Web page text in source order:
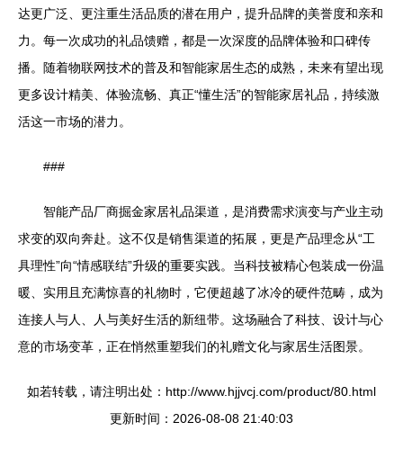
达更广泛、更注重生活品质的潜在用户，提升品牌的美誉度和亲和
力。每一次成功的礼品馈赠，都是一次深度的品牌体验和口碑传
播。随着物联网技术的普及和智能家居生态的成熟，未来有望出现
更多设计精美、体验流畅、真正“懂生活”的智能家居礼品，持续激
活这一市场的潜力。
###
智能产品厂商掘金家居礼品渠道，是消费需求演变与产业主动
求变的双向奔赴。这不仅是销售渠道的拓展，更是产品理念从“工
具理性”向“情感联结”升级的重要实践。当科技被精心包装成一份温
暖、实用且充满惊喜的礼物时，它便超越了冰冷的硬件范畴，成为
连接人与人、人与美好生活的新纽带。这场融合了科技、设计与心
意的市场变革，正在悄然重塑我们的礼赠文化与家居生活图景。
如若转载，请注明出处：http://www.hjjvcj.com/product/80.html
更新时间：2026-08-08 21:40:03